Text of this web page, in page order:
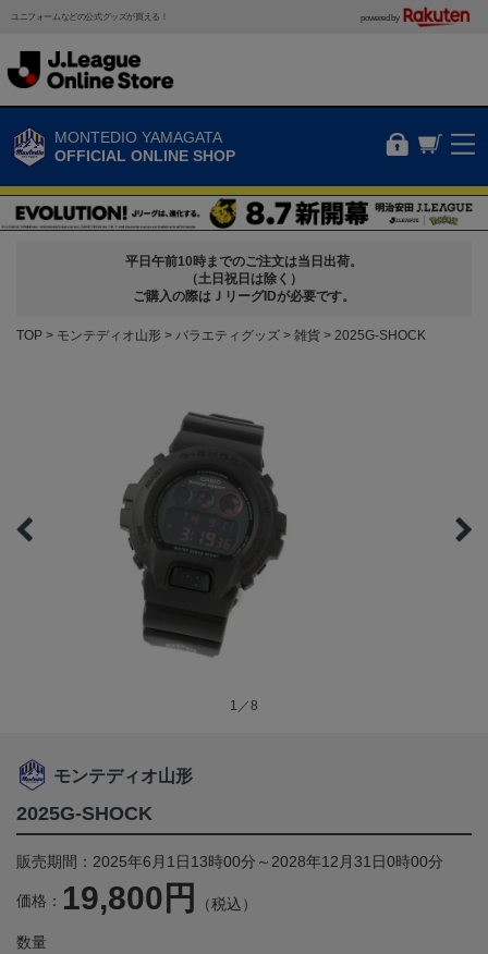
ユニフォームなどの公式グッズが買える！ powered by
MONTEDIO YAMAGATA
OFFICIAL ONLINE SHOP
平日午前10時までのご注文は当日出荷。
（土日祝日は除く）
ご購入の際はＪリーグIDが必要です。
TOP モンテディオ山形 バラエティグッズ 雑貨 2025G-SHOCK
1／8
モンテディオ山形
2025G-SHOCK
販売期間：2025年6月1日13時00分～2028年12月31日0時00分
価格： 19,800円 （税込）
数量